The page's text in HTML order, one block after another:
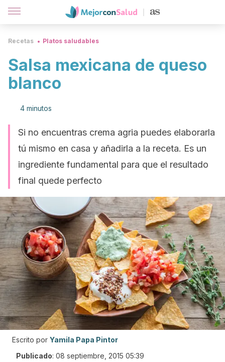
Recetas Platos saludables
Salsa mexicana de queso
blanco
4 minutos
Si no encuentras crema agria puedes elaborarla
tú mismo en casa y añadirla a la receta. Es un
ingrediente fundamental para que el resultado
final quede perfecto
Escrito por Yamila Papa Pintor
Publicado: 08 septiembre, 2015 05:39